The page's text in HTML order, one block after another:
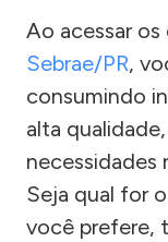
Ao acessar
Sebrae/PR,
consumindo
alta
necessidades
Seja qual for
você prefere,